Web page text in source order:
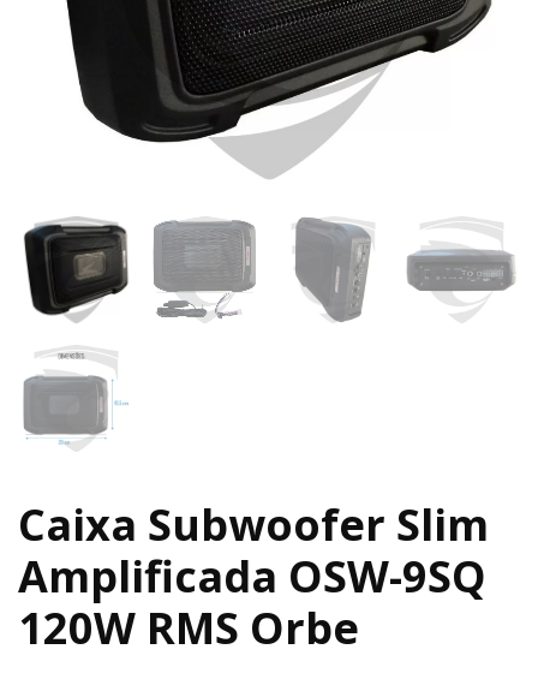
Caixa Subwoofer Slim
Amplificada OSW-9SQ
120W RMS Orbe